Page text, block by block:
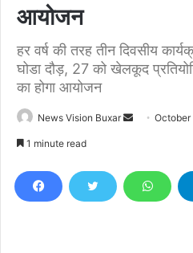
आयोजन
हर वर्ष की तरह तीन दिवसीय
घोडा दौड़, 27 को खेलकूद
का होगा आयोजन
News Vision Buxar
d
October
1 minute read